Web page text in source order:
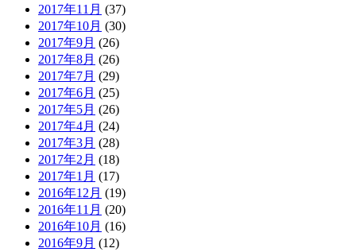
2017年11月 (37)
2017年10月 (30)
2017年9月 (26)
2017年8月 (26)
2017年7月 (29)
2017年6月 (25)
2017年5月 (26)
2017年4月 (24)
2017年3月 (28)
2017年2月 (18)
2017年1月 (17)
2016年12月 (19)
2016年11月 (20)
2016年10月 (16)
2016年9月 (12)